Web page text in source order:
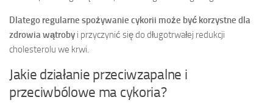
Dlatego regularne spożywanie cykorii może być korzystne dla
zdrowia wątroby i przyczynić się do długotrwałej redukcji
cholesterolu we krwi.
Jakie działanie przeciwzapalne i
przeciwbólowe ma cykoria?